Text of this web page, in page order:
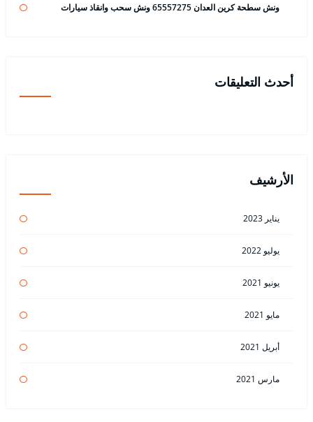
ونش سطحة كرين العدان 65557275 ونش سحب وانقاذ سيارات
أحدث التعليقات
الأرشيف
يناير 2023
يوليو 2022
يونيو 2021
مايو 2021
أبريل 2021
مارس 2021